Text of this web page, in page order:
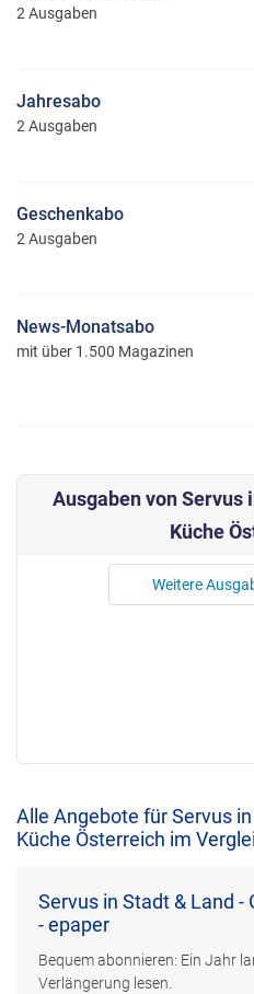
2 Ausgaben
Jahresabo
2 Ausgaben
Geschenkabo
2 Ausgaben
News-Monatsabo
mit über 1.500 Magazinen
Ausgaben von Servus
Küche
Weitere
Alle Angebote für Servus
Küche Österreich im
Servus in Stadt & Land -
- epaper
Bequem abonnieren: Ein Jahr
Verlängerung lesen.